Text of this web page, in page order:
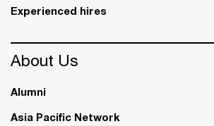
Experienced hires
About Us
Alumni
Asia Pacific Network